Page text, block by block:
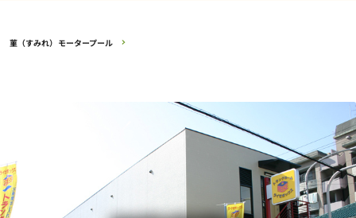
菫（すみれ）モータープール